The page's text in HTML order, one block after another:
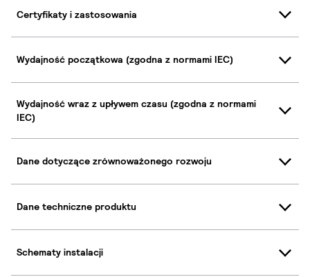
Certyfikaty i zastosowania
Wydajność początkowa (zgodna z normami IEC)
Wydajność wraz z upływem czasu (zgodna z normami
IEC)
Dane dotyczące zrównoważonego rozwoju
Dane techniczne produktu
Schematy instalacji